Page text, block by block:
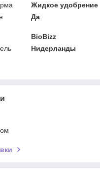
Жидкое удобрение
Да
BioBizz
Нидерланды